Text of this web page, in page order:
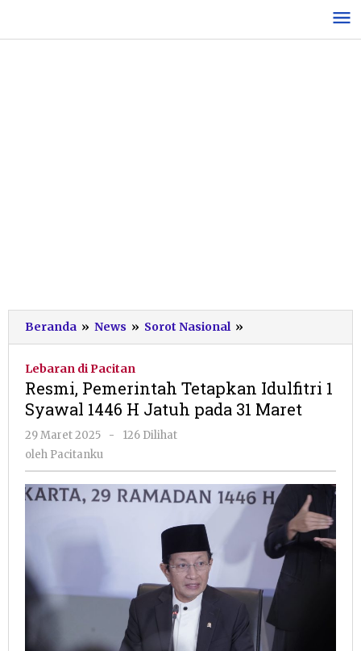
konten
Beranda » News » Sorot Nasional »
Pemerintah
1
Syawal
31
Maret
Lebaran di Pacitan
Resmi, Pemerintah Tetapkan Idulfitri 1
Syawal 1446 H Jatuh pada 31 Maret
29 Maret 2025
oleh
-
126 Dilihat
oleh Pacitanku